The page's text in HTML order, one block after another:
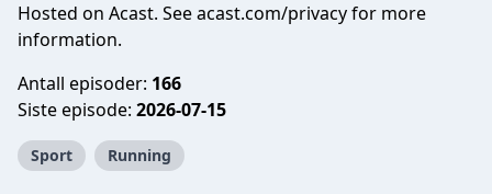
Hosted on Acast. Seeacast.com/privacyfor more
information.
Antall episoder: 166
Siste episode: 2026-07-15
Sport Running